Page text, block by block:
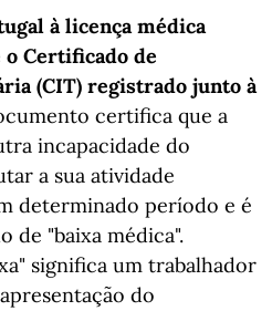
à licença médica
o Certificado de
(CIT) registrado junto à
certifica que a
incapacidade do
a sua atividade
determinado período e é
de "baixa médica".
significa um trabalhador
do